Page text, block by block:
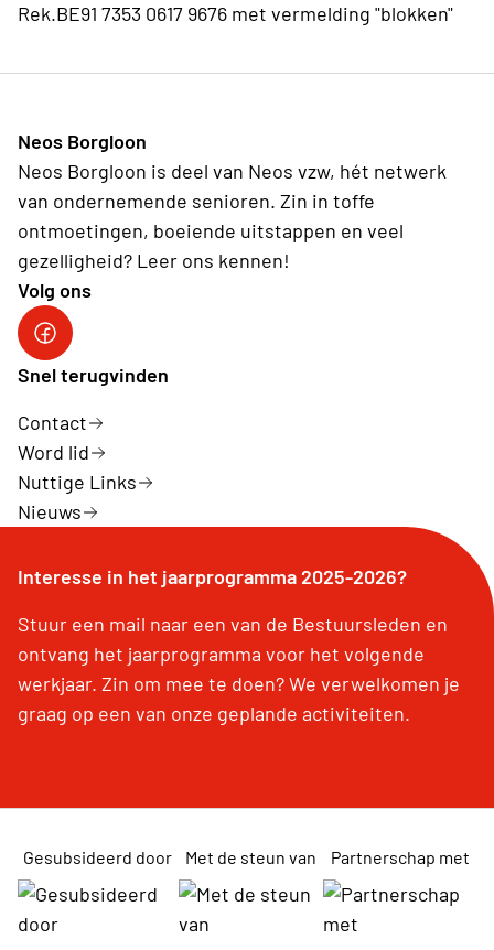
Rek.BE91 7353 0617 9676 met vermelding "blokken"
Neos Borgloon
Neos Borgloon is deel van Neos vzw, hét netwerk
van ondernemende senioren. Zin in toffe
ontmoetingen, boeiende uitstappen en veel
gezelligheid? Leer ons kennen!
Volg ons
Neos DiNA
Snel terugvinden
Contact
Word lid
Nuttige Links
Nieuws
Interesse in het jaarprogramma 2025-2026?
Stuur een mail naar een van de Bestuursleden en
ontvang het jaarprogramma voor het volgende
werkjaar. Zin om mee te doen? We verwelkomen je
graag op een van onze geplande activiteiten.
Gesubsideerd door Met de steun van Partnerschap met